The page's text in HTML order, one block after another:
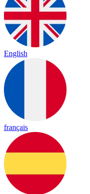
English
français